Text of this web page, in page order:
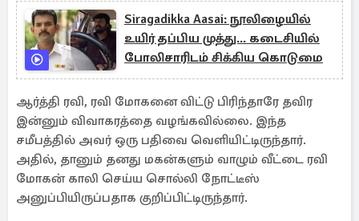
Siragadikka Aasai: நூலிழையில்
உயிர் தப்பிய முத்து... கடைசியில்
போலிசாரிடம் சிக்கிய கொடுமை
ஆர்த்தி ரவி, ரவி மோகனை விட்டு பிரிந்தாரே தவிர
இன்னும் விவாகரத்தை வழங்கவில்லை. இந்த
சமீபத்தில் அவர் ஒரு பதிவை வெளியிட்டிருந்தார்.
அதில், தானும் தனது மகன்களும் வாழும் வீட்டை ரவி
மோகன் காலி செய்ய சொல்லி நோட்டீஸ்
அனுப்பியிருப்பதாக குறிப்பிட்டிருந்தார்.